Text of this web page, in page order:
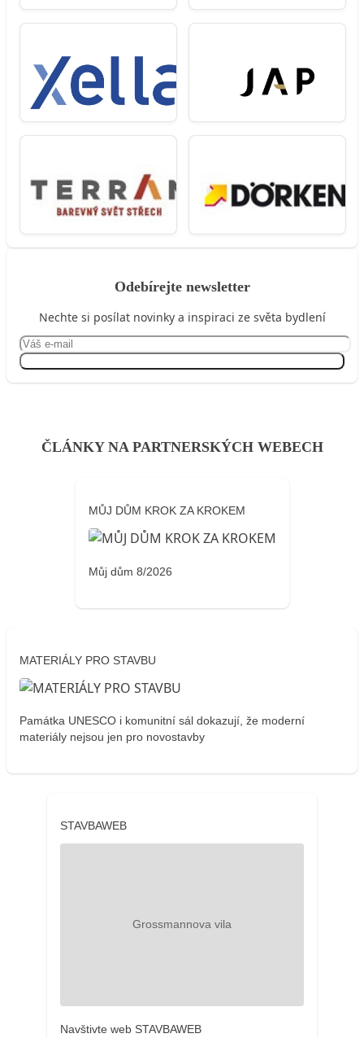
Odebírejte newsletter
Nechte si posílat novinky a inspiraci ze světa bydlení
ČLÁNKY NA PARTNERSKÝCH WEBECH
MŮJ DŮM KROK ZA KROKEM
Můj dům 8/2026
MATERIÁLY PRO STAVBU
Památka UNESCO i komunitní sál dokazují, že moderní
materiály nejsou jen pro novostavby
STAVBAWEB
Navštivte web STAVBAWEB